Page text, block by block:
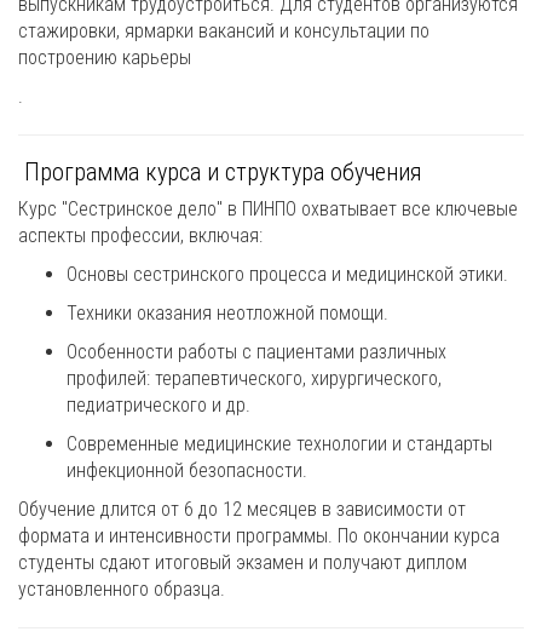
стажировки, ярмарки вакансий и консультации по
построению карьеры
.
Программа курса и структура обучения
Курс "Сестринское дело" в ПИНПО охватывает все ключевые
аспекты профессии, включая:
Основы сестринского процесса и медицинской этики.
Техники оказания неотложной помощи.
Особенности работы с пациентами различных
профилей: терапевтического, хирургического,
педиатрического и др.
Современные медицинские технологии и стандарты
инфекционной безопасности.
Обучение длится от 6 до 12 месяцев в зависимости от
формата и интенсивности программы. По окончании курса
студенты сдают итоговый экзамен и получают диплом
установленного образца.